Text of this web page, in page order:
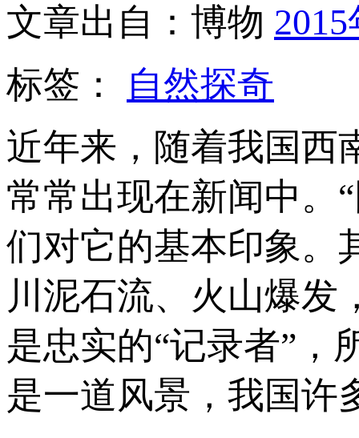
文章出自：博物
标签：
自然探奇
近年来，随着我国西
常常出现在新闻中。
们对它的基本印象。
川泥石流、火山爆发
是忠实的“记录者”，
是一道风景，我国许